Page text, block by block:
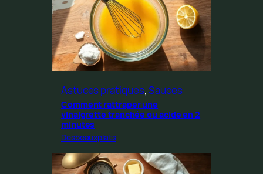
Astuces pratiques, Sauces
Comment rattraper une
vinaigrette tranchée ou acide en 2
minutes
Desbeauxplats